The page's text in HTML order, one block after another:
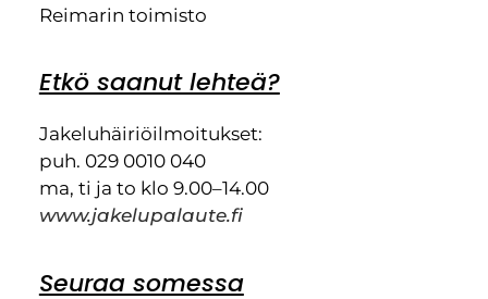
Reimarin toimisto
Etkö saanut lehteä?
Jakeluhäiriöilmoitukset:
puh. 029 0010 040
ma, ti ja to klo 9.00–14.00
www.jakelupalaute.fi
Seuraa somessa